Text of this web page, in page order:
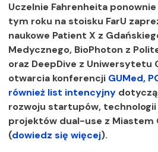
Uczelnie Fahrenheita
tym roku na stoisku FarU
naukowe Patient X z
Medycznego, BioPhoton z
oraz DeepDive z Uniwersytetu
otwarcia konferencji GUMed,
również list intencyjny
rozwoju startupów,
projektów dual-use z Miastem
(dowiedz się więcej).